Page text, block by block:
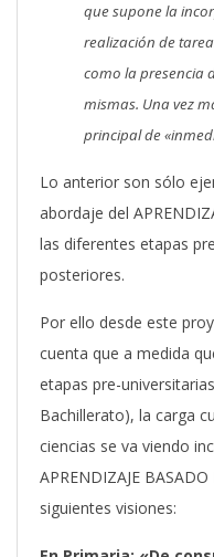
que supone la
realización de
como la presencia
mismas. Una vez
principal de
Lo anterior son sólo
abordaje del
las diferentes etapas
posteriores.
Por ello desde este
cuenta que a medida
etapas pre-
Bachillerato), la carga
ciencias se va viendo
APRENDIZAJE
siguientes visiones: